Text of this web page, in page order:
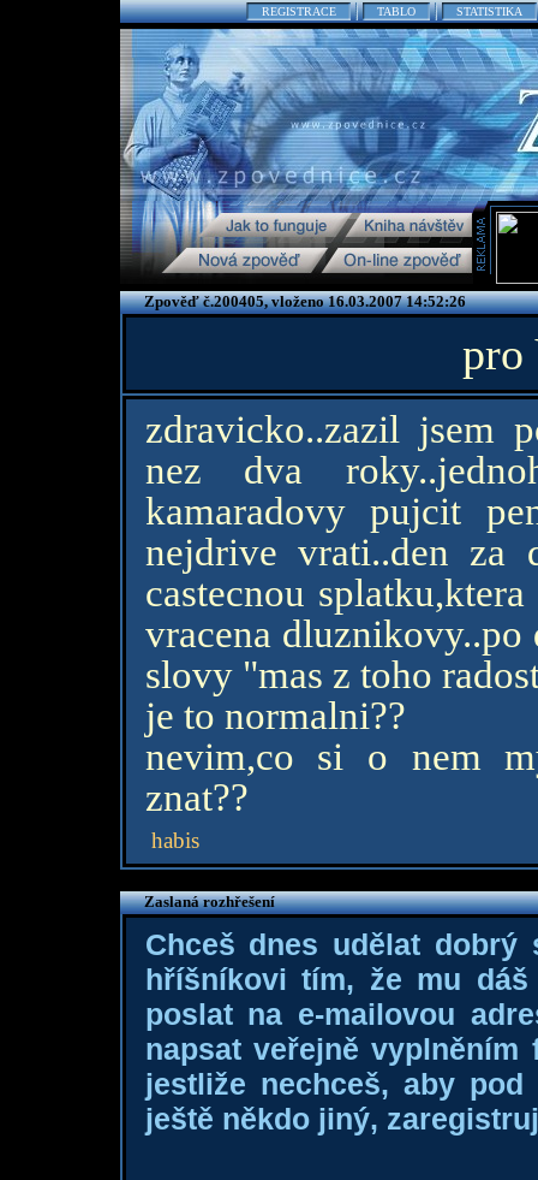
REGISTRACE TABLO STATISTIKA
Zpověď č.200405, vloženo 16.03.2007 14:52:26
pro
zdravicko..zazil jsem
nez dva
kamaradovy pujcit
nejdrive vrati..den za
castecnou
vracena
slovy "mas z toho
je to normalni??
nevim,co si o nem
znat??
habis
Zaslaná rozhřešení
Chceš dnes udělat dobrý
hříšníkovi tím, že mu
poslat na e-mailovou
napsat veřejně
jestliže nechceš, aby
ještě někdo jiný,